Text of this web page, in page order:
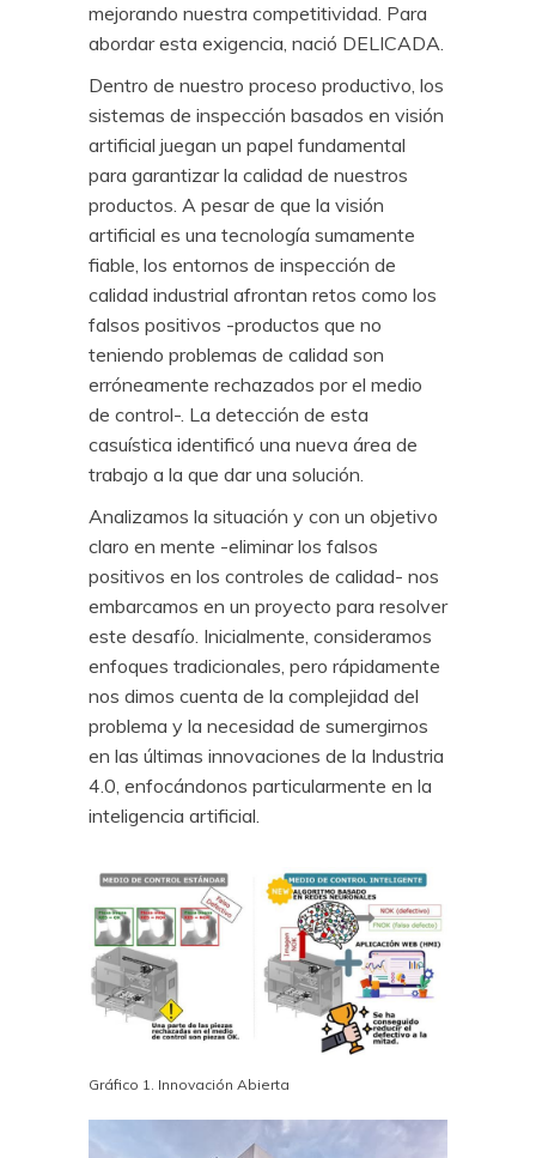
mejorando nuestra competitividad. Para
abordar esta exigencia, nació DELICADA.
Dentro de nuestro proceso productivo, los
sistemas de inspección basados en visión
artificial juegan un papel fundamental
para garantizar la calidad de nuestros
productos. A pesar de que la visión
artificial es una tecnología sumamente
fiable, los entornos de inspección de
calidad industrial afrontan retos como los
falsos positivos -productos que no
teniendo problemas de calidad son
erróneamente rechazados por el medio
de control-. La detección de esta
casuística identificó una nueva área de
trabajo a la que dar una solución.
Analizamos la situación y con un objetivo
claro en mente -eliminar los falsos
positivos en los controles de calidad- nos
embarcamos en un proyecto para resolver
este desafío. Inicialmente, consideramos
enfoques tradicionales, pero rápidamente
nos dimos cuenta de la complejidad del
problema y la necesidad de sumergirnos
en las últimas innovaciones de la Industria
4.0, enfocándonos particularmente en la
inteligencia artificial.
Gráfico 1. Innovación Abierta